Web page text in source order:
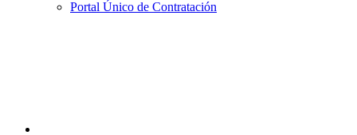
Portal Único de Contratación